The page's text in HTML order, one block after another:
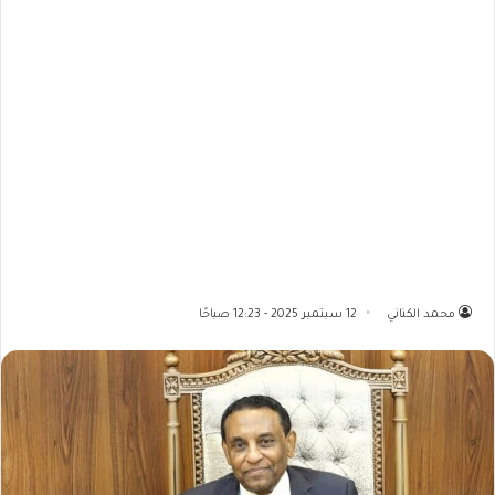
محمد الكناني 12 سبتمبر 2025 - 12:23 صباحًا